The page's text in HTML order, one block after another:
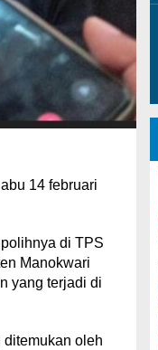
14 februari
di TPS
Manokwari
yang terjadi di
oleh